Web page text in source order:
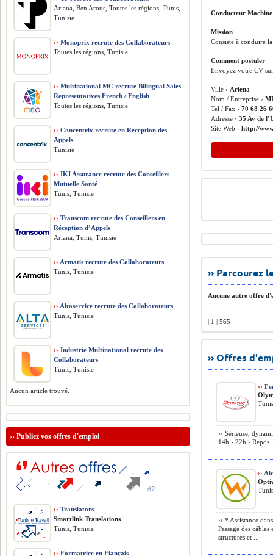
Conducteur Machine
Mission
Consiste à conduire
Comment postuler
Envoyez votre CV
Ville › Ariena
Nom / Entreprise ›
Tel / Fax ›70 68 26
Adresse ›35 Av de
Site Web ›http://
››
Aucune autre offre
| 1 | 565
›› Offres
››
›› Sérieuse,
14h › 22h ›
››
›› * Assistance
Passage des
structures et ...
Ariana, Ben Arous, Toutes les régions, Tunis,
Tunisie
›› Monoprix recrute des Collaborateurs
Toutes les régions, Tunisie
›› Multinational MC recrute Bilingual Sales
Representatives French / English
Toutes les régions, Tunisie
›› Concentrix recrute en Réception des
Appels
Tunisie
›› IKI Assurance recrute des Conseillers
Mutuelle Santé
Tunis, Tunisie
›› Transcom recrute des Conseillers en
Réception d’Appels
Ariana, Tunis, Tunisie
›› Armatis recrute des Collaborateurs
Tunis, Tunisie
›› Altaservice recrute des Collaborateurs
Tunis, Tunisie
›› Industrie Multinational recrute des
Collaborateurs
Tunis, Tunisie
Aucun article trouvé.
››Publiez vos offres d'emploi
›› Translators
Smartlink Translations
Tunis, Tunisie
›› Formatrice en Fiançais